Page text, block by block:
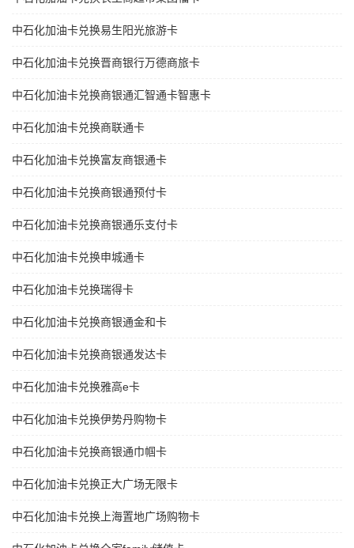
中石化加油卡兑换易生阳光旅游卡
中石化加油卡兑换晋商银行万德商旅卡
中石化加油卡兑换商银通汇智通卡智惠卡
中石化加油卡兑换商联通卡
中石化加油卡兑换富友商银通卡
中石化加油卡兑换商银通预付卡
中石化加油卡兑换商银通乐支付卡
中石化加油卡兑换申城通卡
中石化加油卡兑换瑞得卡
中石化加油卡兑换商银通金和卡
中石化加油卡兑换商银通发达卡
中石化加油卡兑换雅高e卡
中石化加油卡兑换伊势丹购物卡
中石化加油卡兑换商银通巾帼卡
中石化加油卡兑换正大广场无限卡
中石化加油卡兑换上海置地广场购物卡